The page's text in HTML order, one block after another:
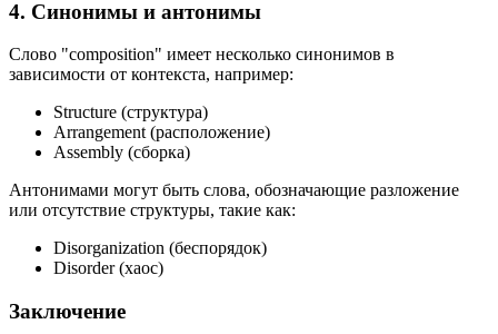
4. Синонимы и антонимы
Слово "composition" имеет несколько синонимов в
зависимости от контекста, например:
Structure (структура)
Arrangement (расположение)
Assembly (сборка)
Антонимами могут быть слова, обозначающие разложение
или отсутствие структуры, такие как:
Disorganization (беспорядок)
Disorder (хаос)
Заключение